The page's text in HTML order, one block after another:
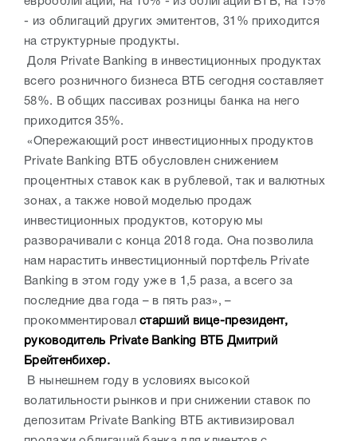
- из облигаций других эмитентов, 31% приходится
на структурные продукты.
Доля Private Banking в инвестиционных продуктах
всего розничного бизнеса ВТБ сегодня составляет
58%. В общих пассивах розницы банка на него
приходится 35%.
«Опережающий рост инвестиционных продуктов
Private Banking ВТБ обусловлен снижением
процентных ставок как в рублевой, так и валютных
зонах, а также новой моделью продаж
инвестиционных продуктов, которую мы
разворачивали с конца 2018 года. Она позволила
нам нарастить инвестиционный портфель Private
Banking в этом году уже в 1,5 раза, а всего за
последние два года – в пять раз», –
прокомментировалстарший вице-президент,
руководитель Private Banking ВТБ Дмитрий
Брейтенбихер.
В нынешнем году в условиях высокой
волатильности рынков и при снижении ставок по
депозитам Private Banking ВТБ активизировал